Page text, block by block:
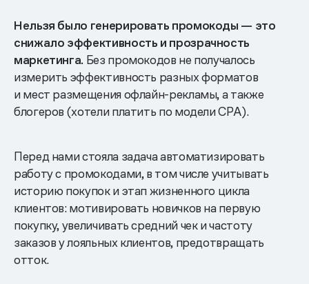
Нельзя было генерировать промокоды — это
снижало эффективность и прозрачность
маркетинга. Без промокодов не получалось
измерить эффективность разных форматов
и мест размещения офлайн-рекламы, а также
блогеров (хотели платить по модели CPA).
Перед нами стояла задача автоматизировать
работу с промокодами, в том числе учитывать
историю покупок и этап жизненного цикла
клиентов: мотивировать новичков на первую
покупку, увеличивать средний чек и частоту
заказов у лояльных клиентов, предотвращать
отток.